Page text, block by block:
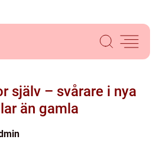
själv – svårare i nya
än gamla